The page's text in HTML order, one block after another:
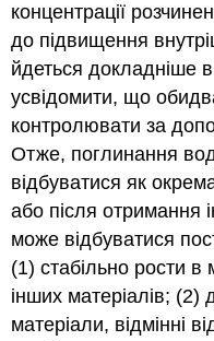
концентрації
до підвищення
йдеться докладніше
усвідомити, що
контролювати за
Отже, поглинання
відбуватися як
або після отримання
може відбуватися
(1) стабільно рости в
інших матеріалів; (2)
матеріали, відмінні